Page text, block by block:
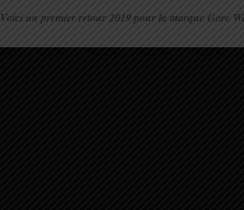
Voici un premier retour 2019 pour la marque Gore